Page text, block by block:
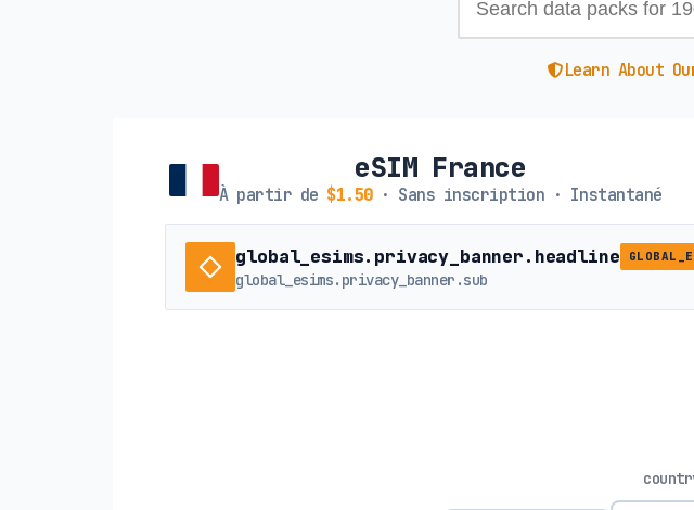
Learn About
eSIM France
À partir de $1.50· Sans inscription · Instantané
global_esims.privacy_banner.headline
global_esims.privacy_banner.sub